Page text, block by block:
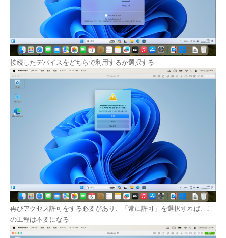
接続したデバイスをどちらで利用するか選択する
再びアクセス許可をする必要があり、「常に許可」を選択すれば、こ
の工程は不要になる